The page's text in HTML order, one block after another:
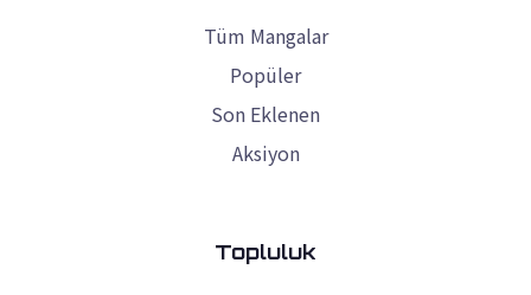
Tüm Mangalar
Popüler
Son Eklenen
Aksiyon
Topluluk